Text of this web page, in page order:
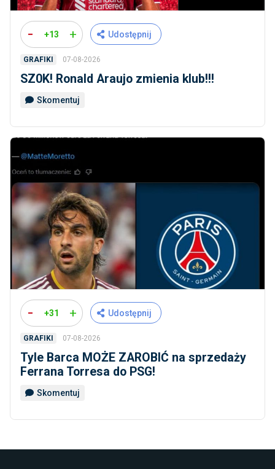
- +13 + Udostępnij
GRAFIKI 07-08-2026
SZ0K! Ronald Araujo zmienia klub!!!
Skomentuj
- +31 + Udostępnij
GRAFIKI 07-08-2026
Tyle Barca MOŻE ZAROBIĆ na sprzedaży
Ferrana Torresa do PSG!
Skomentuj